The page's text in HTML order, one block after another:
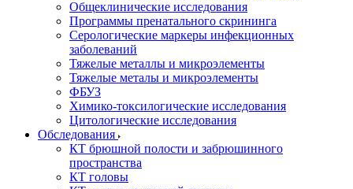
Общеклинические исследования
Программы пренатального скрининга
Серологические маркеры инфекционных
заболеваний
Тяжелые металлы и микроэлементы
Тяжелые металы и микроэлементы
ФБУЗ
Химико-токсилогические исследования
Цитологические исследования
Обследования
КТ брюшной полости и забрюшинного
пространства
КТ головы